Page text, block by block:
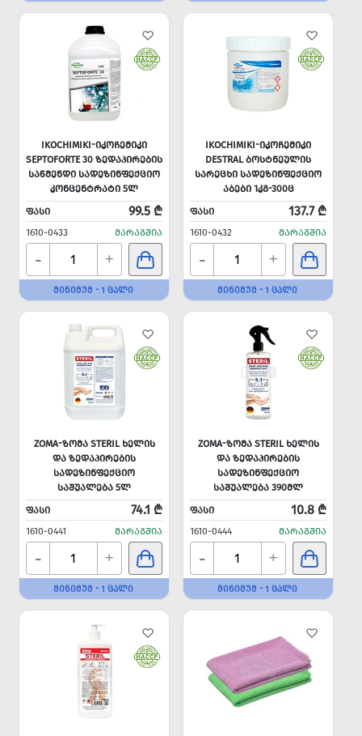
IKOCHIMIKI-ᲘᲙᲝᲩᲔᲛᲘᲙᲘ
SEPTOFORTE 30 ᲖᲔᲓᲐᲞᲘᲠᲔᲑᲘᲡ
ᲡᲐᲬᲛᲔᲜᲓᲘ ᲡᲐᲓᲔᲖᲘᲜᲤᲔᲥᲪᲘᲝ
ᲙᲝᲜᲪᲔᲜᲢᲠᲐᲢᲘ 5Ლ
ᲤᲐᲡᲘ
99.5 ₾
1610-0433 ᲛᲐᲠᲐᲒᲨᲘᲐ
- +
ᲛᲘᲜᲘᲛᲣᲛ - 1 ᲪᲐᲚᲘ
IKOCHIMIKI-ᲘᲙᲝᲩᲔᲛᲘᲙᲘ
DESTRAL ᲑᲝᲡᲢᲜᲔᲣᲚᲘᲡ
ᲡᲐᲠᲔᲪᲮᲘ ᲡᲐᲓᲔᲖᲘᲜᲤᲔᲥᲪᲘᲝ
ᲐᲑᲔᲑᲘ 1ᲙᲒ-300Ც
ᲤᲐᲡᲘ
137.7 ₾
1610-0432 ᲛᲐᲠᲐᲒᲨᲘᲐ
- +
ᲛᲘᲜᲘᲛᲣᲛ - 1 ᲪᲐᲚᲘ
ZOMA-ᲖᲝᲛᲐ STERIL ᲮᲔᲚᲘᲡ
ᲓᲐ ᲖᲔᲓᲐᲞᲘᲠᲔᲑᲘᲡ
ᲡᲐᲓᲔᲖᲘᲜᲤᲔᲥᲪᲘᲝ
ᲡᲐᲨᲣᲐᲚᲔᲑᲐ 5Ლ
ᲤᲐᲡᲘ
74.1 ₾
1610-0441 ᲛᲐᲠᲐᲒᲨᲘᲐ
- +
ᲛᲘᲜᲘᲛᲣᲛ - 1 ᲪᲐᲚᲘ
ZOMA-ᲖᲝᲛᲐ STERIL ᲮᲔᲚᲘᲡ
ᲓᲐ ᲖᲔᲓᲐᲞᲘᲠᲔᲑᲘᲡ
ᲡᲐᲓᲔᲖᲘᲜᲤᲔᲥᲪᲘᲝ
ᲡᲐᲨᲣᲐᲚᲔᲑᲐ 390ᲛᲚ
ᲤᲐᲡᲘ
10.8 ₾
1610-0444 ᲛᲐᲠᲐᲒᲨᲘᲐ
- +
ᲛᲘᲜᲘᲛᲣᲛ - 1 ᲪᲐᲚᲘ